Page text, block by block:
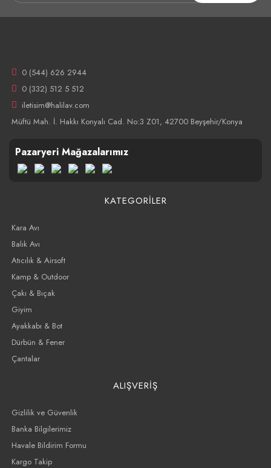
0 (544) 626 2944
0 (332) 512 5 512
iletisim@halilav.com
Müftü Mah. İ. Hakkı Konyalı Cad. No:3 Z01, 42700 Beyşehir/Konya
Pazaryeri Mağazalarımız
KATEGORİLER
Kara Avı
Balık Avı
Atıcılık & Airsoft
Kamp & Outdoor
Çakı & Bıçak
Giyim
Ayakkabı & Bot
Dürbün & Fener
Çantalar
ALIŞVERİŞ
Gizlilik ve Güvenlik
Banka Bilgilerimiz
Havale Bildirim Formu
Kargo Takip